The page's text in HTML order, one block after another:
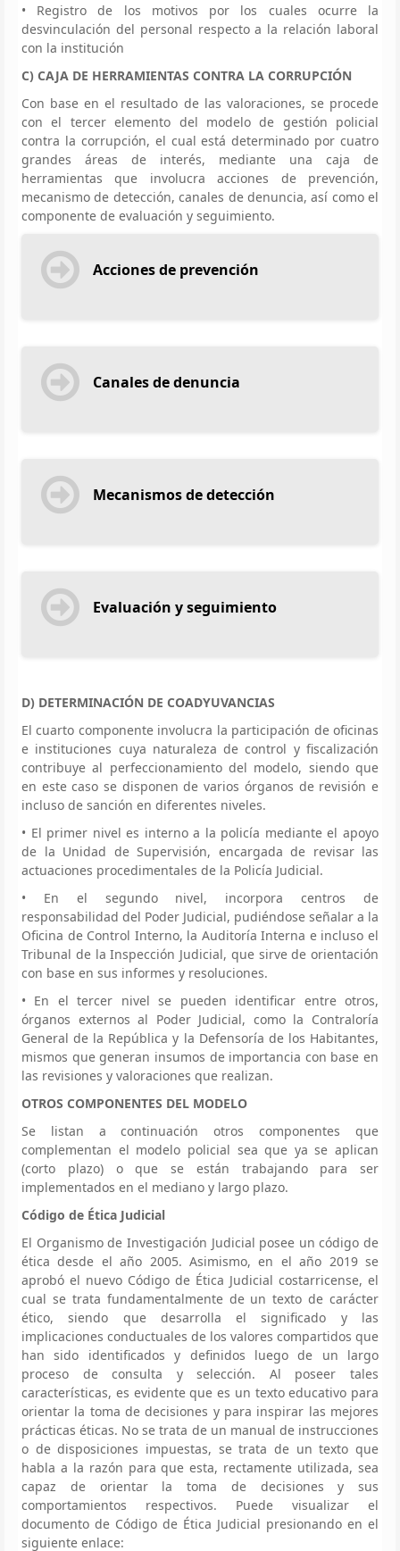
• Registro de los motivos por los cuales ocurre la
desvinculación del personal respecto a la relación laboral
con la institución
C) CAJA DE HERRAMIENTAS CONTRA LA CORRUPCIÓN
Con base en el resultado de las valoraciones, se procede
con el tercer elemento del modelo de gestión policial
contra la corrupción, el cual está determinado por cuatro
grandes áreas de interés, mediante una caja de
herramientas que involucra acciones de prevención,
mecanismo de detección, canales de denuncia, así como el
componente de evaluación y seguimiento.
Acciones de prevención
Canales de denuncia
Mecanismos de detección
Evaluación y seguimiento
D) DETERMINACIÓN DE COADYUVANCIAS
El cuarto componente involucra la participación de oficinas
e instituciones cuya naturaleza de control y fiscalización
contribuye al perfeccionamiento del modelo, siendo que
en este caso se disponen de varios órganos de revisión e
incluso de sanción en diferentes niveles.
• El primer nivel es interno a la policía mediante el apoyo
de la Unidad de Supervisión, encargada de revisar las
actuaciones procedimentales de la Policía Judicial.
• En el segundo nivel, incorpora centros de
responsabilidad del Poder Judicial, pudiéndose señalar a la
Oficina de Control Interno, la Auditoría Interna e incluso el
Tribunal de la Inspección Judicial, que sirve de orientación
con base en sus informes y resoluciones.
• En el tercer nivel se pueden identificar entre otros,
órganos externos al Poder Judicial, como la Contraloría
General de la República y la Defensoría de los Habitantes,
mismos que generan insumos de importancia con base en
las revisiones y valoraciones que realizan.
OTROS COMPONENTES DEL MODELO
Se listan a continuación otros componentes que
complementan el modelo policial sea que ya se aplican
(corto plazo) o que se están trabajando para ser
implementados en el mediano y largo plazo.
Código de Ética Judicial
El Organismo de Investigación Judicial posee un código de
ética desde el año 2005. Asimismo, en el año 2019 se
aprobó el nuevo Código de Ética Judicial costarricense, el
cual se trata fundamentalmente de un texto de carácter
ético, siendo que desarrolla el significado y las
implicaciones conductuales de los valores compartidos que
han sido identificados y definidos luego de un largo
proceso de consulta y selección. Al poseer tales
características, es evidente que es un texto educativo para
orientar la toma de decisiones y para inspirar las mejores
prácticas éticas. No se trata de un manual de instrucciones
o de disposiciones impuestas, se trata de un texto que
habla a la razón para que esta, rectamente utilizada, sea
capaz de orientar la toma de decisiones y sus
comportamientos respectivos. Puede visualizar el
documento de Código de Ética Judicial presionando en el
siguiente enlace: